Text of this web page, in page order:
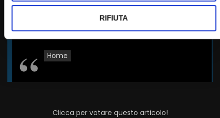
RIFIUTA
su Sky al canale 852,
in streaming sul sito internet:
Home
Clicca per votare questo articolo!